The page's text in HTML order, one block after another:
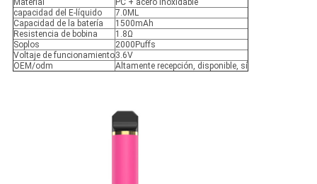
Material
PC + acero inoxidable
capacidad del E-líquido
7.0ML
Capacidad de la batería
1500mAh
Resistencia de bobina
1.8Ω
Soplos
2000Puffs
Voltaje de funcionamiento3.6V
OEM/odm
Altamente recepción, disponible, sí